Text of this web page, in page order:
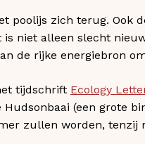
poolijs zich terug. Ook
niet alleen slecht
de rijke energiebron
tijdschrift Ecology
(een grote
zullen worden, tenzij